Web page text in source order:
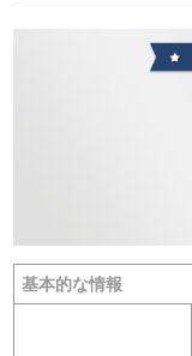
基本的な情報